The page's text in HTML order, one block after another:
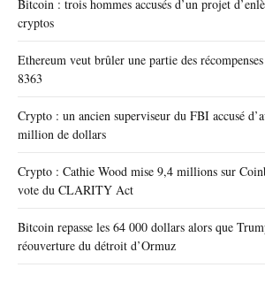
Bitcoin : trois hommes accusés d’un projet
cryptos
Ethereum veut brûler une partie des
8363
Crypto : un ancien superviseur du FBI accusé
million de dollars
Crypto : Cathie Wood mise 9,4 millions sur
vote du CLARITY Act
Bitcoin repasse les 64 000 dollars alors que
réouverture du détroit d’Ormuz